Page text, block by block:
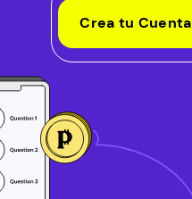
Crea tu Cuenta